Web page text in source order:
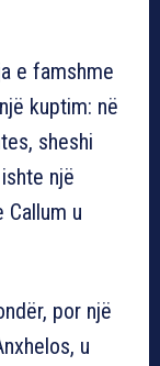
e famshme
kuptim: në
sheshi
një
Callum u
por një
u